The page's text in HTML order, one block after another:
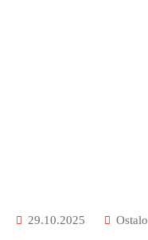
29.10.2025 Ostalo